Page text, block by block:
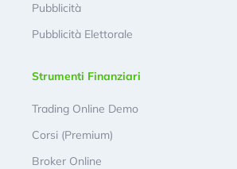
Pubblicità
Pubblicità Elettorale
Strumenti Finanziari
Trading Online Demo
Corsi (Premium)
Broker Online